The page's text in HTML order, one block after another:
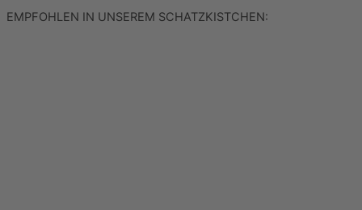
EMPFOHLEN IN UNSEREM SCHATZKISTCHEN: